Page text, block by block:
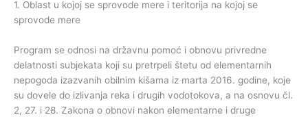
1. Oblast u kojoj se sprovode mere i teritorija na kojoj se
sprovode mere
Program se odnosi na državnu pomoć i obnovu privredne
delatnosti subjekata koji su pretrpeli štetu od elementarnih
nepogoda izazvanih obilnim kišama iz marta 2016. godine, koje
su dovele do izlivanja reka i drugih vodotokova, a na osnovu čl.
2, 27. i 28. Zakona o obnovi nakon elementarne i druge